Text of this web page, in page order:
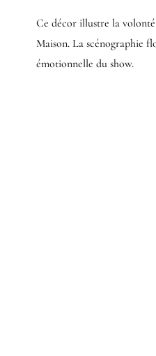
Ce décor illustre la
Maison. La scénographie
émotionnelle du show.